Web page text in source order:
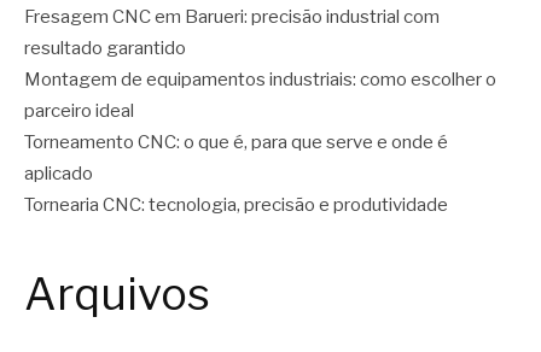
Fresagem CNC em Barueri: precisão industrial com
resultado garantido
Montagem de equipamentos industriais: como escolher o
parceiro ideal
Torneamento CNC: o que é, para que serve e onde é
aplicado
Tornearia CNC: tecnologia, precisão e produtividade
Arquivos